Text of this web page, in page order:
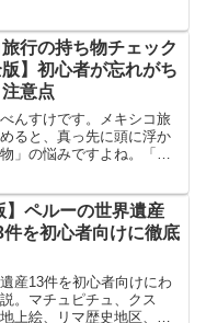
旅行の持ち物チェック
】初心者が忘れがち
意点
んすけです。メキシコ旅
ると、真っ先に頭に浮か
」の悩みですよね。「情
方行くなら何が必要？」
きるも...
】ペルーの世界遺産
を初心者向けに徹底
産13件を初心者向けにわ
。マチュピチュ、クス
上絵、リマ歴史地区、ア